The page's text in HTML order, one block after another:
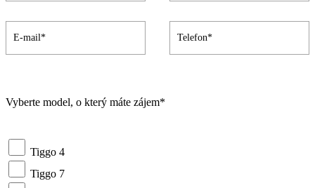
Vyberte model, o který máte zájem*
Tiggo 4
Tiggo 7